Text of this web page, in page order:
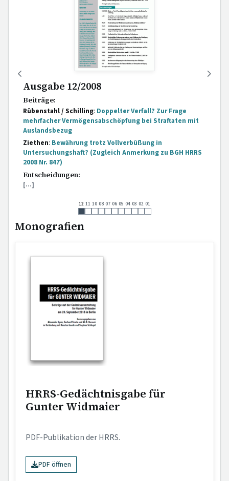
12 11 10 08 07 06 05 04 03 02 01
Ausgabe 12/2008
Beiträge:
Rübenstahl / Schilling: Doppelter Verfall? Zur Frage
mehrfacher Vermögensabschöpfung bei Straftaten mit
Auslandsbezug
Ziethen: Bewährung trotz Vollverbüßung in
Untersuchungshaft? (Zugleich Anmerkung zu BGH HRRS
2008 Nr. 847)
Entscheidungen:
[...]
Monografien
HRRS-Gedächtnisgabe für
Gunter Widmaier
PDF-Publikation der HRRS.
PDF öffnen